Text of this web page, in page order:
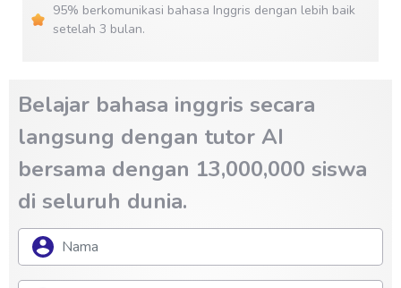
95% berkomunikasi bahasa Inggris dengan lebih baik
setelah 3 bulan.
Belajar bahasa inggris secara
langsung dengan tutor AI
bersama dengan 13,000,000 siswa
di seluruh dunia.